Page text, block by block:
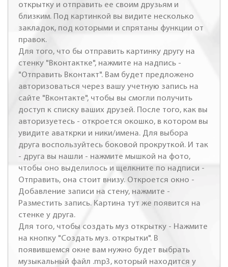
открытку и отправить ее своим друзьям и
близким. Под картинкой вы видите несколько
закладок, под которыми и спрятаны функции от
правок.
Для того, что бы отправить картинку другу на
стенку "Вконтактке", нажмите на надпись -
"Отправить Вконтакт". Вам будет предложено
авторизоваться через вашу учетную запись на
сайте "Вконтакте", чтобы вы смогли получить
доступ к списку ваших друзей. После того, как вы
авторизуетесь - откроется окошко, в котором вы
увидите аваткрки и ники/имена. Для выбора
друга воспользуйтесь боковой прокруткой. И так
- друга вы нашли - нажмите мышкой на фото,
чтобы оно выделилось и щелкните по надписи -
Отправить, она стоит внизу. Откроется окно -
Добавление записи на стену, нажмите -
Разместить запись. Картина тут же появится на
стенке у друга.
Для того, чтобы создать муз открытку - Нажмите
на кнопку "Создать муз. открытки". В
появившемся окне вам нужно будет выбрать
музыкальный файл .mp3, который находится у